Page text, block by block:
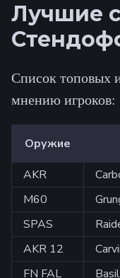
Лучшие
Список топовых
мнению игроков:
Оружие
AKR
M60
SPAS
AKR 12
FN FAL